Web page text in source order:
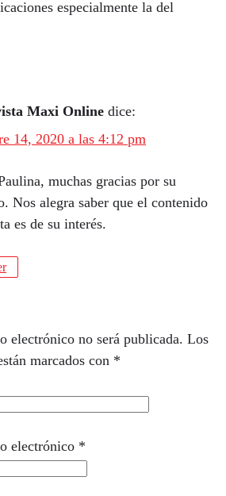
especialmente la del
Maxi Online dice:
14, 2020 a las 4:12 pm
muchas gracias por su
Nos alegra saber que el contenido
es de su interés.
electrónico no será publicada. Los
marcados con *
electrónico *